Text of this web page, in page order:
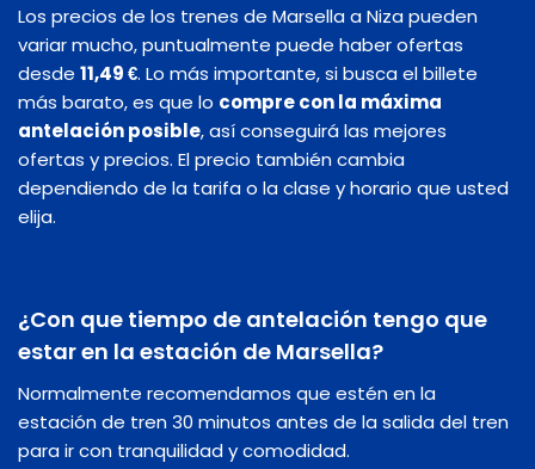
Los precios de los trenes de Marsella a Niza pueden
variar mucho, puntualmente puede haber ofertas
desde 11,49 €. Lo más importante, si busca el billete
más barato, es que lo compre con la máxima
antelación posible, así conseguirá las mejores
ofertas y precios. El precio también cambia
dependiendo de la tarifa o la clase y horario que usted
elija.
¿Con que tiempo de antelación tengo que
estar en la estación de Marsella?
Normalmente recomendamos que estén en la
estación de tren 30 minutos antes de la salida del tren
para ir con tranquilidad y comodidad.